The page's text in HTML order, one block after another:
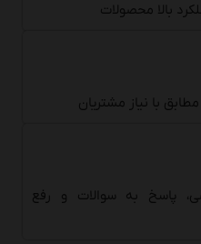
بالا محصولات
با نیاز مشتریان
پاسخ به سوالات و رفع